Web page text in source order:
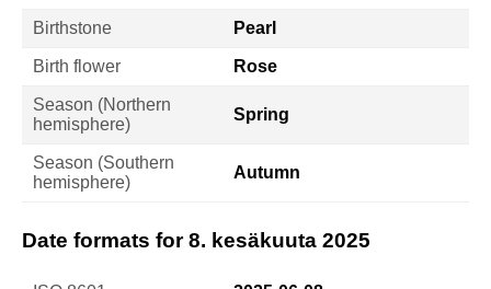
Birthstone Pearl
Birth flower Rose
Season (Northern
hemisphere)
Spring
Season (Southern
hemisphere)
Autumn
Date formats for 8. kesäkuuta 2025